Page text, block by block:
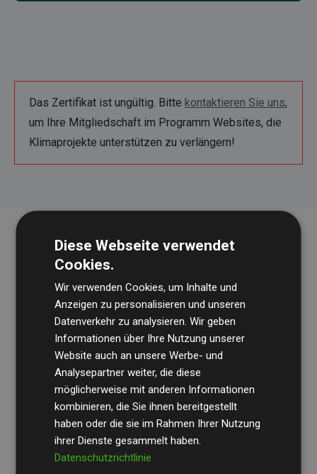
Das Zertifikat ist ungültig. Bitte kontaktieren Sie uns,
um Ihre Mitgliedschaft im Programm Websites, die
Klimaprojekte unterstützen zu verlängern!
Die Wirtschaftsprüfungsgesellschaft BDOüberprüft
regelmäßig unsere Berechnungen und Methodik, um
Transparenz und Verlässlichkeit sicherzustellen.
Ihre Prüfungen belegen, dass unsere Investitionen in
Klimaschutzprojekte im Durchschnitt200 % der
geschätzten CO₂-Emissionender teilnehmenden
Websites kompensieren – ein klarer Nachweis für die
Diese Webseite verwendet
Cookies.
Wir verwenden Cookies, um Inhalte und
Anzeigen zu personalisieren und unseren
Datenverkehr zu analysieren. Wir geben
Informationen über Ihre Nutzung unserer
Website auch an unsere Werbe- und
Analysepartner weiter, die diese
möglicherweise mit anderen Informationen
kombinieren, die Sie ihnen bereitgestellt
haben oder die sie im Rahmen Ihrer Nutzung
ihrer Dienste gesammelt haben.
Datenschutzrichtlinie